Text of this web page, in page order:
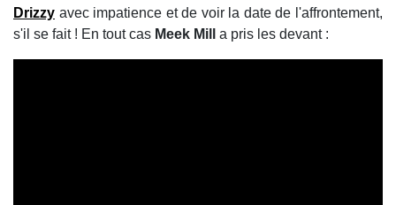
Drizzy avec impatience et de voir la date de l'affrontement,
s'il se fait ! En tout cas Meek Mill a pris les devant :